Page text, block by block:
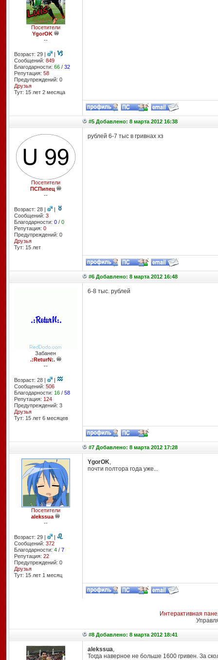
Посетители
YgorOK
--
Возраст: 29 |
|
Сообщений: 849
Благодарности: 66/ 32
Репутация: 58
Предупреждений: 0
Друзья
Тут: 15 лет 2 месяцa
#5 Добавлено: 8 марта 2012 16:38
Посетители
ПСПипец
--
Возраст: 28 |
|
Сообщений: 3
Благодарности: 0/ 0
Репутация: 0
Предупреждений: 0
Друзья
Тут: 15 лет
рублей 6-7 тыс в гривнах хз
#6 Добавлено: 8 марта 2012 16:48
Забанен
.:ReturN:.
--
Возраст: 28 |
|
Сообщений: 506
Благодарности: 16/ 58
Репутация: 124
Предупреждений: 3
Друзья
Тут: 15 лет 6 месяцев
6-8 тыс. рублей
#7 Добавлено: 8 марта 2012 17:28
Посетители
alekssua
--
Возраст: 29 |
|
Сообщений: 372
Благодарности: 4/ 7
Репутация: 22
Предупреждений: 0
Друзья
Тут: 15 лет 1 месяц
YgorOK,
почти полтора года уже...
Интерактивная
#8 Добавлено: 8 марта 2012 18:41
alekssua,
Тогда наверное не больше 1600 гривен. За